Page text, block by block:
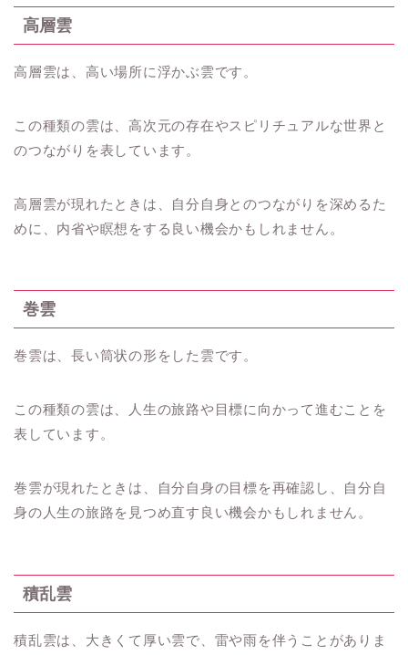
高層雲
高層雲は、高い場所に浮かぶ雲です。
この種類の雲は、高次元の存在やスピリチュアルな世界と
のつながりを表しています。
高層雲が現れたときは、自分自身とのつながりを深めるた
めに、内省や瞑想をする良い機会かもしれません。
巻雲
巻雲は、長い筒状の形をした雲です。
この種類の雲は、人生の旅路や目標に向かって進むことを
表しています。
巻雲が現れたときは、自分自身の目標を再確認し、自分自
身の人生の旅路を見つめ直す良い機会かもしれません。
積乱雲
積乱雲は、大きくて厚い雲で、雷や雨を伴うことがありま